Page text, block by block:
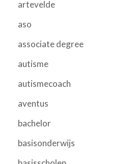
artevelde
aso
associate degree
autisme
autismecoach
aventus
bachelor
basisonderwijs